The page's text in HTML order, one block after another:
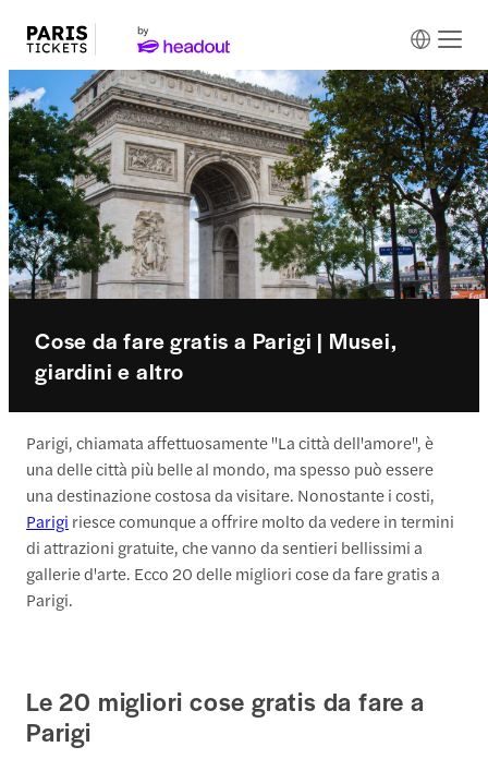
Cose da fare gratis a Parigi | Musei,
giardini e altro
Parigi, chiamata affettuosamente "La città dell'amore", è
una delle città più belle al mondo, ma spesso può essere
una destinazione costosa da visitare. Nonostante i costi,
Parigi riesce comunque a offrire molto da vedere in termini
di attrazioni gratuite, che vanno da sentieri bellissimi a
gallerie d'arte. Ecco 20 delle migliori cose da fare gratis a
Parigi.
Le 20 migliori cose gratis da fare a
Parigi